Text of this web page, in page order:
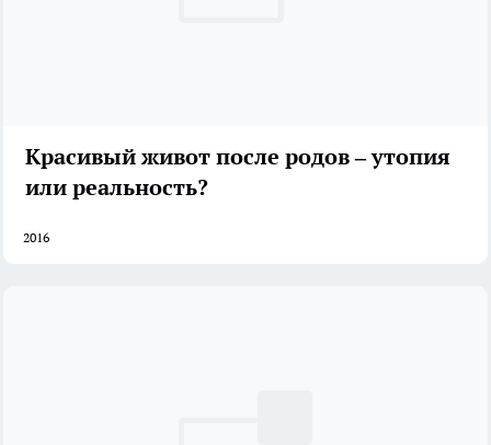
Красивый живот после родов – утопия
или реальность?
2016